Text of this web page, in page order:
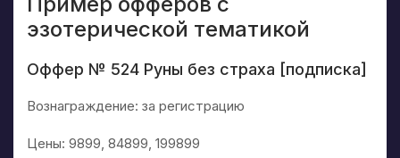
эзотерической тематикой
Оффер № 524 Руны без страха [подписка]
Вознаграждение: за регистрацию
Цены: 9899, 84899, 199899